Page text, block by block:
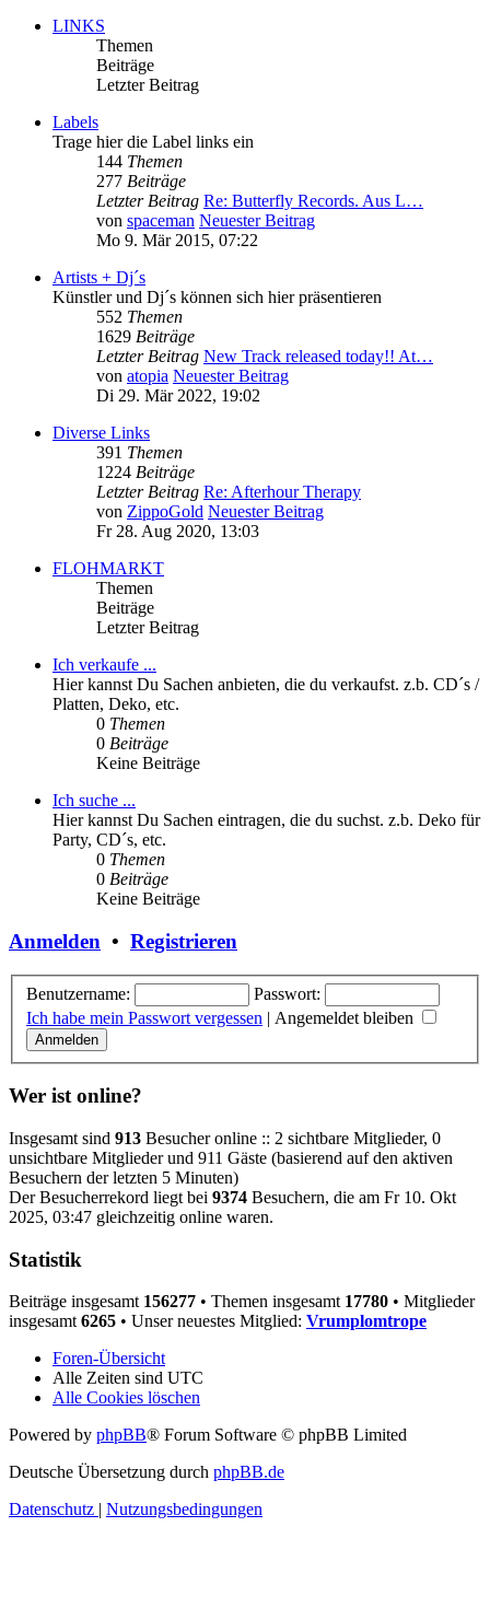
LINKS
Themen
Beiträge
Letzter Beitrag
Labels
Trage hier die Label links ein
144 Themen
277 Beiträge
Letzter Beitrag Re: Butterfly Records. Aus L…
von spaceman Neuester Beitrag
Mo 9. Mär 2015, 07:22
Artists + Dj´s
Künstler und Dj´s können sich hier präsentieren
552 Themen
1629 Beiträge
Letzter Beitrag New Track released today!! At…
von atopia Neuester Beitrag
Di 29. Mär 2022, 19:02
Diverse Links
391 Themen
1224 Beiträge
Letzter Beitrag Re: Afterhour Therapy
von ZippoGold Neuester Beitrag
Fr 28. Aug 2020, 13:03
FLOHMARKT
Themen
Beiträge
Letzter Beitrag
Ich verkaufe ...
Hier kannst Du Sachen anbieten, die du verkaufst. z.b. CD´s /
Platten, Deko, etc.
0 Themen
0 Beiträge
Keine Beiträge
Ich suche ...
Hier kannst Du Sachen eintragen, die du suchst. z.b. Deko für
Party, CD´s, etc.
0 Themen
0 Beiträge
Keine Beiträge
Anmelden • Registrieren
Benutzername:
Passwort:
Ich habe mein Passwort vergessen | Angemeldet bleiben
Wer ist online?
Insgesamt sind 913 Besucher online :: 2 sichtbare Mitglieder, 0
unsichtbare Mitglieder und 911 Gäste (basierend auf den aktiven
Besuchern der letzten 5 Minuten)
Der Besucherrekord liegt bei 9374 Besuchern, die am Fr 10. Okt
2025, 03:47 gleichzeitig online waren.
Statistik
Beiträge insgesamt 156277 • Themen insgesamt 17780 • Mitglieder
insgesamt 6265 • Unser neuestes Mitglied: Vrumplomtrope
Foren-Übersicht
Alle Zeiten sind UTC
Alle Cookies löschen
Powered by phpBB® Forum Software © phpBB Limited
Deutsche Übersetzung durch phpBB.de
Datenschutz | Nutzungsbedingungen